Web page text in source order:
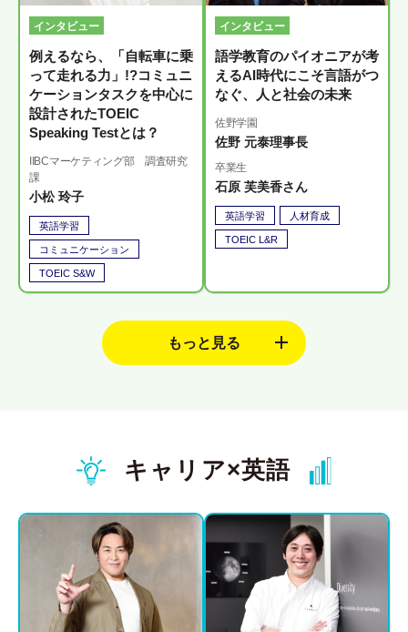
インタビュー
例えるなら、「自転車に乗
って走れる力」!?コミュニ
ケーションタスクを中心に
設計されたTOEIC
Speaking Testとは？
IIBCマーケティング部 調査研究
課
小松 玲子
英語学習
コミュニケーション
TOEIC S&W
インタビュー
語学教育のパイオニアが考
えるAI時代にこそ言語がつ
なぐ、人と社会の未来
佐野学園
佐野 元泰理事長
卒業生
石原 芙美香さん
英語学習 人材育成
TOEIC L&R
キャリア×英語